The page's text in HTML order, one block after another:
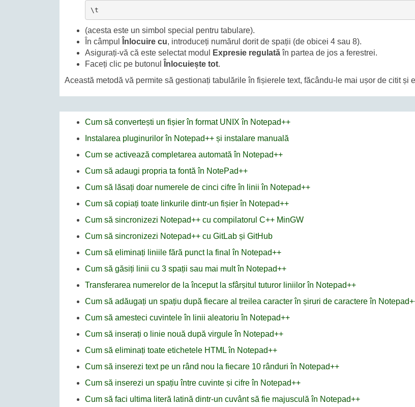
\t
(acesta este un simbol special pentru tabulare).
În câmpul
Înlocuire cu, introduceți numărul dorit de spații (de obicei 4 sau 8).
Asigurați-vă că este selectat modul
Expresie regulatăîn partea de jos a ferestrei.
Faceți clic pe butonul
Înlocuiește tot.
Această metodă vă permite să gestionați tabulările în fișierele text, făcându-le mai ușor de citit și
Cum să convertești un fișier în format UNIX în Notepad++
Instalarea pluginurilor în Notepad++ și instalare manuală
Cum se activează completarea automată în Notepad++
Cum să adaugi propria ta fontă în NotePad++
Cum să lăsați doar numerele de cinci cifre în linii în Notepad++
Cum să copiați toate linkurile dintr-un fișier în Notepad++
Cum să sincronizezi Notepad++ cu compilatorul C++ MinGW
Cum să sincronizezi Notepad++ cu GitLab și GitHub
Cum să eliminați liniile fără punct la final în Notepad++
Cum să găsiți linii cu 3 spații sau mai mult în Notepad++
Transferarea numerelor de la început la sfârșitul tuturor liniilor în Notepad++
Cum să adăugați un spațiu după fiecare al treilea caracter în șiruri de caractere în
Cum să amesteci cuvintele în linii aleatoriu în Notepad++
Cum să inserați o linie nouă după virgule în Notepad++
Cum să eliminați toate etichetele HTML în Notepad++
Cum să inserezi text pe un rând nou la fiecare 10 rânduri în Notepad++
Cum să inserezi un spațiu între cuvinte și cifre în Notepad++
Cum să faci ultima literă latină dintr-un cuvânt să fie majusculă în Notepad++